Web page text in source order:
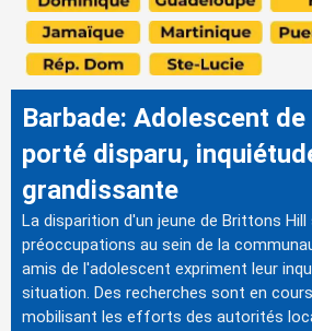
Barbade: Adolescent de
porté disparu,
grandissante
La disparition d'un jeune de Brittons
préoccupations au sein de la
amis de l'adolescent expriment leur
situation. Des recherches sont en
mobilisant les efforts des autorités